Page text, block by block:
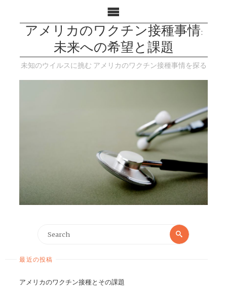
アメリカのワクチン接種事情:
未来への希望と課題
未知のウイルスに挑む アメリカのワクチン接種事情を探る
最近の投稿
アメリカのワクチン接種とその課題